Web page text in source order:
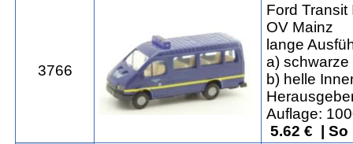
3766
Ford Transit
OV Mainz
lange
a)
b) helle
Auflage:
5.62 € | So